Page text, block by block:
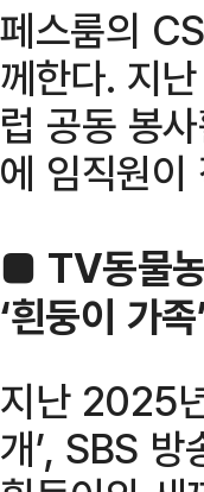
페스룸의
께한다. 지
럽 공동 봉
에 임직원이
■ TV동물
‘흰둥이 가
지난 2025
개’, SBS 방